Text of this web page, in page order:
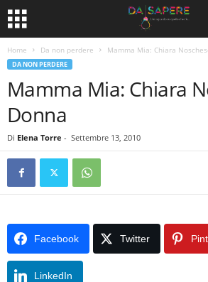
Home Da non perdere Mamma Mia: Chiara
DA NON PERDERE
Mamma Mia: Chiara
Donna
Di Elena Torre - Settembre 13, 2010
Facebook Twitter
LinkedIn